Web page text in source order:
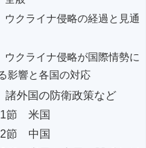
クライナ侵略の経過と見通
クライナ侵略が国際情勢に
影響と各国の対応
外国の防衛政策など
節 米国
節 中国